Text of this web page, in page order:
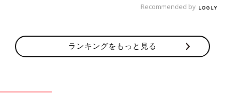
夫婦のじかん大貫さん プロフィールRecommended by
ランキングをもっと見る